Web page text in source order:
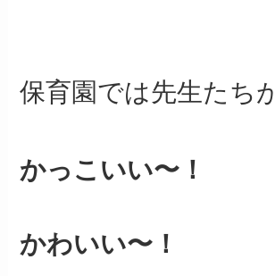
保育園では先生たち
かっこいい〜！
かわいい〜！